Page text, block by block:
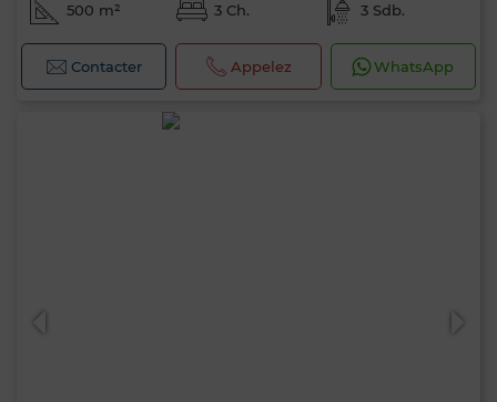
500 m² 3 Ch. 3 Sdb.
Contacter Appelez WhatsApp